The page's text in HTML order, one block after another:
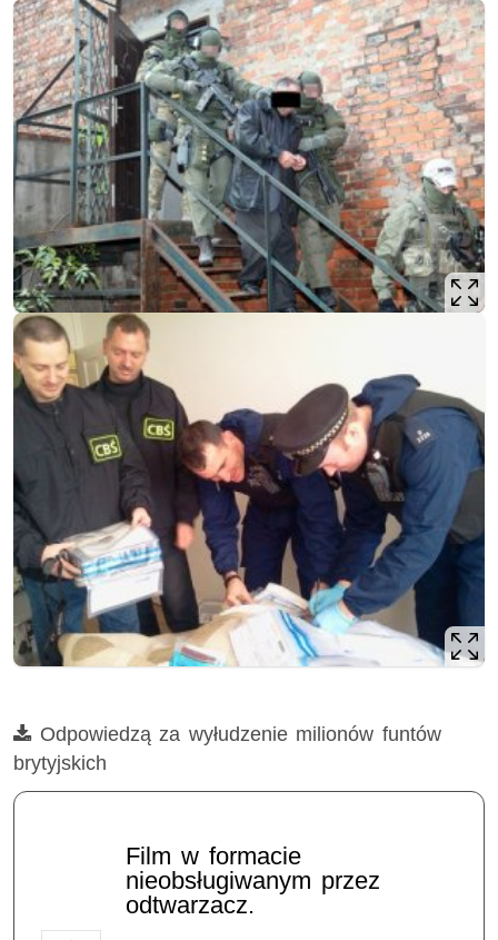
Film
Odpowiedzą za wyłudzenie milionów funtów
brytyjskich
Film w formacie
nieobsługiwanym przez
odtwarzacz.